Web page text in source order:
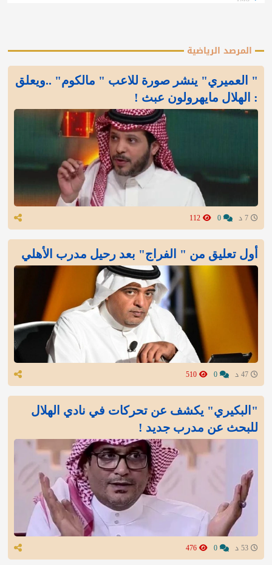
المرصد الرياضية
" العميري" ينشر صورة للاعب " مالكوم" ..ويعلق
: الهلال مايهرولون عبث !
أول تعليق من " الفراج" بعد رحيل مدرب الأهلي
"البكيري" يكشف عن تحركات في نادي الهلال
للبحث عن مدرب جديد !